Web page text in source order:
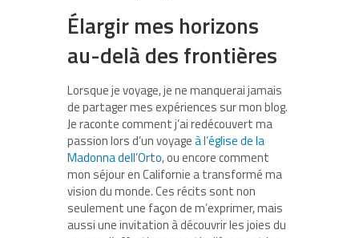
Élargir mes horizons
au-delà des frontières
Lorsque je voyage, je ne manquerai jamais
de partager mes expériences sur mon blog.
Je raconte comment j’ai redécouvert ma
passion lors d’un voyageà l’église de la
Madonna dell’Orto, ou encore comment
mon séjour en Californie a transformé ma
vision du monde. Ces récits sont non
seulement une façon de m’exprimer, mais
aussi une invitation à découvrir les joies du